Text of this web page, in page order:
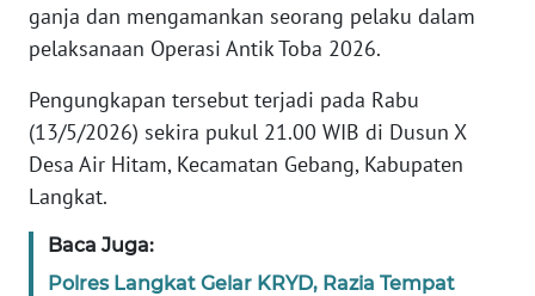
ganja dan mengamankan seorang pelaku dalam
pelaksanaan Operasi Antik Toba 2026.
Pengungkapan tersebut terjadi pada Rabu
(13/5/2026) sekira pukul 21.00 WIB di Dusun X
Desa Air Hitam, Kecamatan Gebang, Kabupaten
Langkat.
Baca Juga:
Polres Langkat Gelar KRYD, Razia Tempat
WN
KEPRI
WN
PAPUA
WN
PAPUA
BARAT